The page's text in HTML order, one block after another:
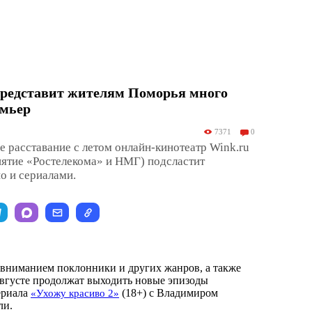
жителям Поморья много
7371 0
расставание с летом онлайн-кинотеатр Wink.ru
«Ростелекома» и НМГ) подсластит
и сериалами.
поклонники и других жанров, а также
продолжат выходить новые эпизоды
«Ухожу красиво 2» (18+) с Владимиром